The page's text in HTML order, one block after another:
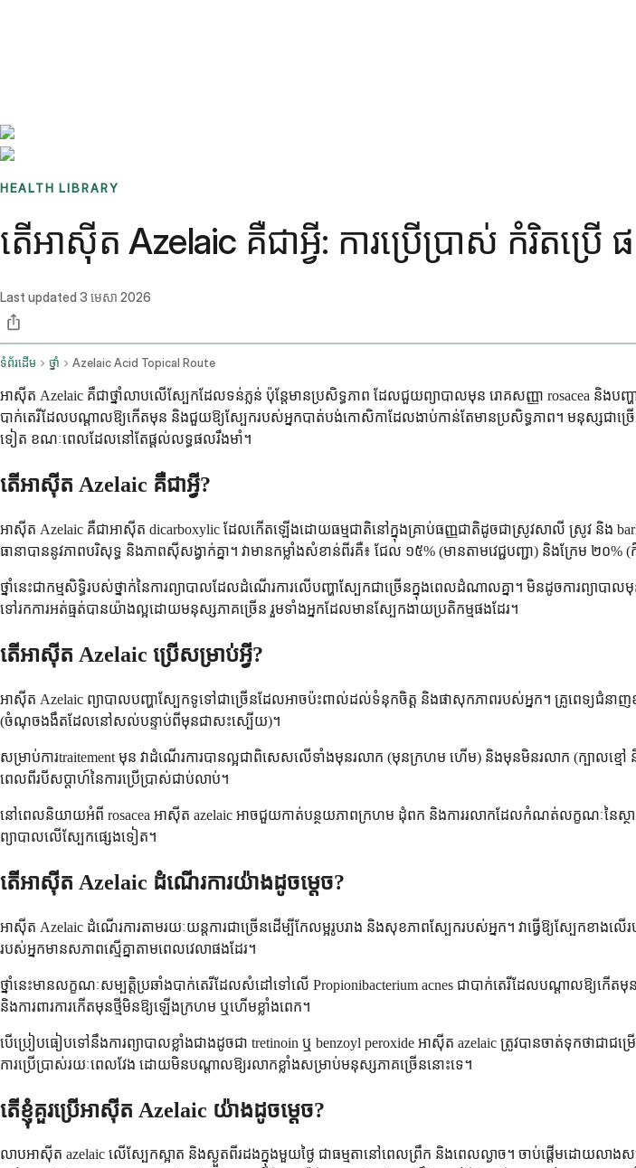
HEALTH LIBRARY
តើអាស៊ីត Azelaic គឺជាអ្វី: ការប្រើប្រាស់ កំរិតប្រ
Last updated 3 មេសា 2026
ទំព័រដើម ថ្នាំ Azelaic Acid Topical Route
អាស៊ីត Azelaic គឺជាថ្នាំលាបលើស្បែកដែលទន់ភ្លន់ ប៉ុន្តែមានប្រសិទ្ធភាព ដែលជួយព្យាបាលមុន រោគសញ្ញា rosacea និ
បាក់តេរីដែលបណ្តាលឱ្យកើតមុន និងជួយឱ្យស្បែករបស់អ្នកបាត់បង់កោសិកាដែលងាប់កាន់តែមានប្រសិទ្ធភាព។ មនុស្សជាច្
ទៀត ខណៈពេលដែលនៅតែផ្តល់លទ្ធផលរឹងមាំ។
តើអាស៊ីត Azelaic គឺជាអ្វី?
អាស៊ីត Azelaic គឺជាអាស៊ីត dicarboxylic ដែលកើតឡើងដោយធម្មជាតិនៅក្នុងគ្រាប់ធញ្ញជាតិដូចជាស្រូវសាលី ស្រូវ និង
ធានាបាននូវភាពបរិសុទ្ធ និងភាពស៊ីសង្វាក់គ្នា។ វាមានកម្លាំងសំខាន់ពីរគឺ៖ ជែល ១៥% (មានតាមវេជ្ជបញ្ជា) និងក្រែម ២
ថ្នាំនេះជាកម្មសិទ្ធិរបស់ថ្នាក់នៃការព្យាបាលដែលដំណើរការលើបញ្ហាស្បែកជាច្រើនក្នុងពេលដំណាលគ្នា។ មិនដូចការព្
ទៅរកការអត់ធ្មត់បានយ៉ាងល្អដោយមនុស្សភាគច្រើន រួមទាំងអ្នកដែលមានស្បែកងាយប្រតិកម្មផងដែរ។
តើអាស៊ីត Azelaic ប្រើសម្រាប់អ្វី?
អាស៊ីត Azelaic ព្យាបាលបញ្ហាស្បែកទូទៅជាច្រើនដែលអាចប៉ះពាល់ដល់ទំនុកចិត្ត និងផាសុកភាពរបស់អ្នក។ គ្រូពេទ្យជំនាញ
(ចំណុចងងឹតដែលនៅសល់បន្ទាប់ពីមុនជាសះស្បើយ)។
សម្រាប់ការtraitement មុន វាដំណើរការបានល្អជាពិសេសលើទាំងមុនរលាក (មុនក្រហម ហើម) និងមុនមិនរលាក (ក្បាលខ្
ពេលពីរបីសប្តាហ៍នៃការប្រើប្រាស់ជាប់លាប់។
នៅពេលនិយាយអំពី rosacea អាស៊ីត azelaic អាចជួយកាត់បន្ថយភាពក្រហម ដុំពក និងការរលាកដែលកំណត់លក្ខណៈនៃស្ថា
ព្យាបាលលើស្បែកផ្សេងទៀត។
តើអាស៊ីត Azelaic ដំណើរការយ៉ាងដូចម្តេច?
អាស៊ីត Azelaic ដំណើរការតាមរយៈយន្តការជាច្រើនដើម្បីកែលម្អរូបរាង និងសុខភាពស្បែករបស់អ្នក។ វាធ្វើឱ្យស្បែកខា
របស់អ្នកមានសភាពស្មើគ្នាតាមពេលវេលាផងដែរ។
ថ្នាំនេះមានលក្ខណៈសម្បត្តិប្រឆាំងបាក់តេរីដែលសំដៅទៅលើ Propionibacterium acnes ជាបាក់តេរីដែលបណ្តាលឱ្យក
និងការពារការកើតមុនថ្មីមិនឱ្យឡើងក្រហម ឬហើមខ្លាំងពេក។
បើប្រៀបធៀបទៅនឹងការព្យាបាលខ្លាំងជាងដូចជា tretinoin ឬ benzoyl peroxide អាស៊ីត azelaic ត្រូវបានចាត់ទុកថាជាជម្
ការប្រើប្រាស់រយៈពេលវែង ដោយមិនបណ្តាលឱ្យរលាកខ្លាំងសម្រាប់មនុស្សភាគច្រើននោះទេ។
តើខ្ញុំគួរប្រើអាស៊ីត Azelaic យ៉ាងដូចម្តេច?
លាបអាស៊ីត azelaic លើស្បែកស្អាត និងស្ងួតពីរដងក្នុងមួយថ្ងៃ ជាធម្មតានៅពេលព្រឹក និងពេលល្ងាច។ ចាប់ផ្តើមដោយល